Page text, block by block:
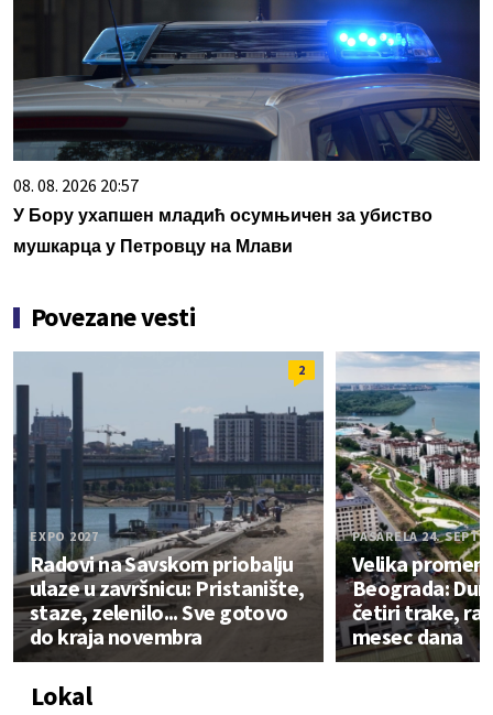
08. 08. 2026 20:57
У Бору ухапшен младић осумњичен за убиство
мушкарца у Петровцу на Млави
Povezane vesti
2
EXPO 2027
Radovi na Savskom priobalju
ulaze u završnicu: Pristanište,
staze, zelenilo... Sve gotovo
do kraja novembra
PASARELA 24.
Velika
Beograda:
četiri trake,
mesec dana
Lokal